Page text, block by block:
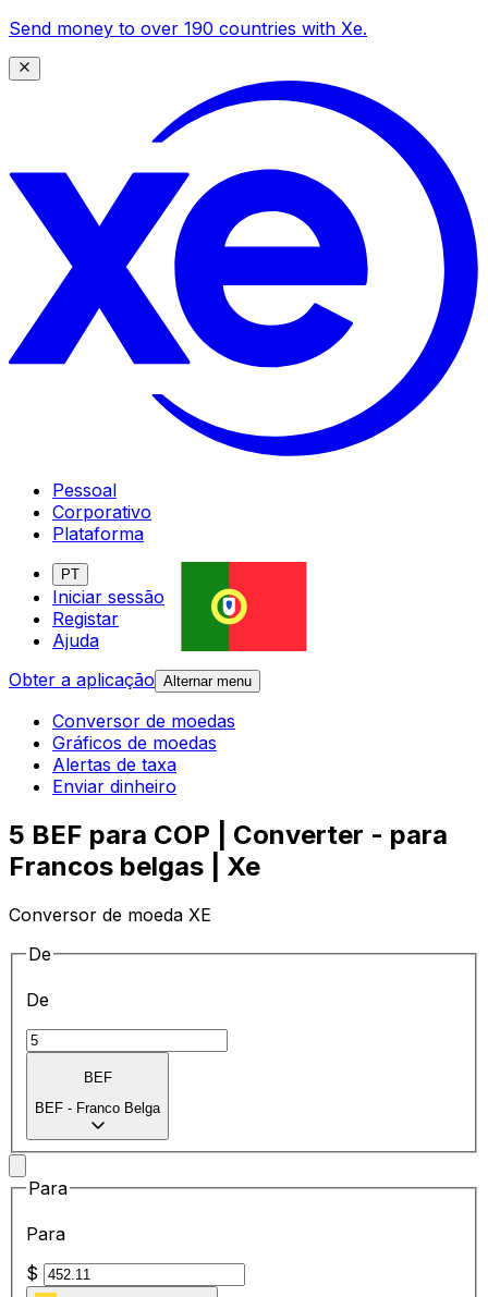
Send money to over 190 countries with Xe.
Pessoal
Corporativo
Plataforma
PT
Iniciar sessão
Registar
Ajuda
Obter a aplicação Alternar menu
Conversor de moedas
Gráficos de moedas
Alertas de taxa
Enviar dinheiro
5 BEF para COP | Converter - para
Francos belgas | Xe
Conversor de moeda XE
De
De
BEF
BEF - Franco Belga
Para
Para
$